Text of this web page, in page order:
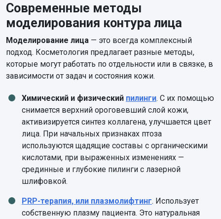
Современные методы
моделирования контура лица
Моделирование лица — это всегда комплексный
подход. Косметология предлагает разные методы,
которые могут работать по отдельности или в связке, в
зависимости от задач и состояния кожи.
Химический и физический пилинги. С их помощью
снимается верхний ороговевший слой кожи,
активизируется синтез коллагена, улучшается цвет
лица. При начальных признаках птоза
используются щадящие составы с органическими
кислотами, при выраженных изменениях —
срединные и глубокие пилинги с лазерной
шлифовкой.
PRP-терапия, или плазмолифтинг. Использует
собственную плазму пациента. Это натуральная